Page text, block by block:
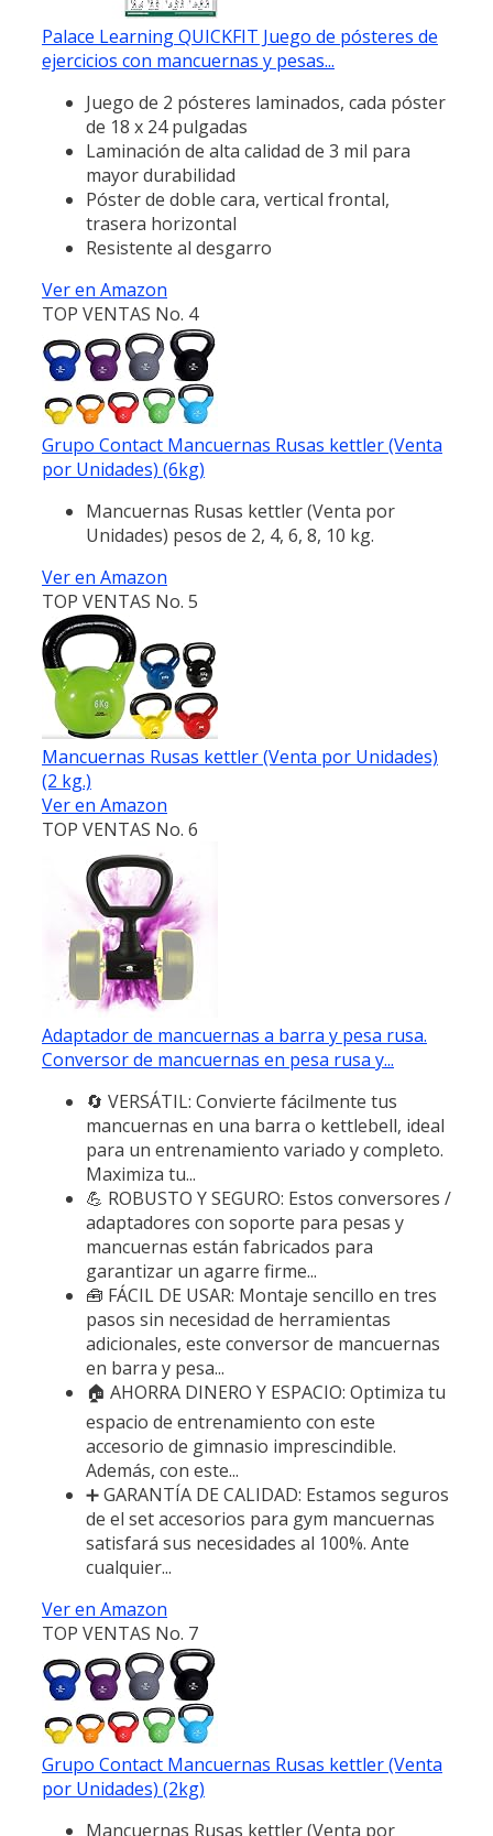
Palace Learning QUICKFIT Juego de pósteres de
ejercicios con mancuernas y pesas...
Juego de 2 pósteres laminados, cada póster
de 18 x 24 pulgadas
Laminación de alta calidad de 3 mil para
mayor durabilidad
Póster de doble cara, vertical frontal,
trasera horizontal
Resistente al desgarro
Ver en Amazon
TOP VENTAS No. 4
Grupo Contact Mancuernas Rusas kettler (Venta
por Unidades) (6kg)
Mancuernas Rusas kettler (Venta por
Unidades) pesos de 2, 4, 6, 8, 10 kg.
Ver en Amazon
TOP VENTAS No. 5
Mancuernas Rusas kettler (Venta por Unidades)
(2 kg.)
Ver en Amazon
TOP VENTAS No. 6
Adaptador de mancuernas a barra y pesa rusa.
Conversor de mancuernas en pesa rusa y...
🔄 VERSÁTIL: Convierte fácilmente tus
mancuernas en una barra o kettlebell, ideal
para un entrenamiento variado y completo.
Maximiza tu...
💪 ROBUSTO Y SEGURO: Estos conversores /
adaptadores con soporte para pesas y
mancuernas están fabricados para
garantizar un agarre firme...
🧰 FÁCIL DE USAR: Montaje sencillo en tres
pasos sin necesidad de herramientas
adicionales, este conversor de mancuernas
en barra y pesa...
🏠 AHORRA DINERO Y ESPACIO: Optimiza tu
espacio de entrenamiento con este
accesorio de gimnasio imprescindible.
Además, con este...
➕ GARANTÍA DE CALIDAD: Estamos seguros
de el set accesorios para gym mancuernas
satisfará sus necesidades al 100%. Ante
cualquier...
Ver en Amazon
TOP VENTAS No. 7
Grupo Contact Mancuernas Rusas kettler (Venta
por Unidades) (2kg)
Mancuernas Rusas kettler (Venta por